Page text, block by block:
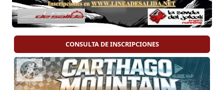
CONSULTA DE INSCRIPCIONES